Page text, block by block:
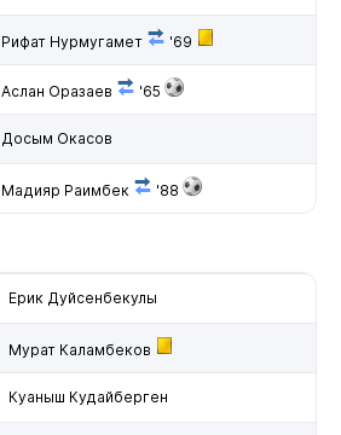
Рифат Нурмугамет '69
Аслан Оразаев '65
Досым Окасов
Мадияр Раимбек '88
Ерик Дуйсенбекулы
Мурат Каламбеков
Куаныш Кудайберген